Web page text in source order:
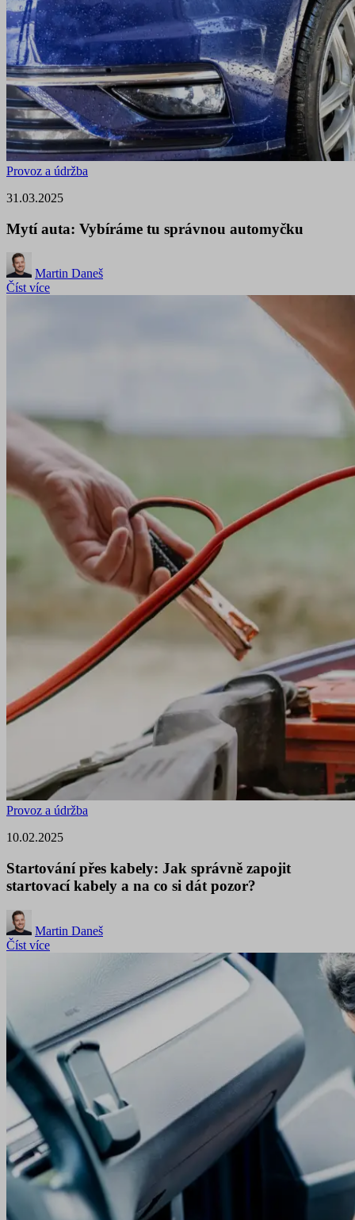
Provoz a údržba
31.03.2025
Mytí auta: Vybíráme tu správnou automyčku
Martin Daneš
Číst více
Provoz a údržba
10.02.2025
Startování přes kabely: Jak správně zapojit
startovací kabely a na co si dát pozor?
Martin Daneš
Číst více